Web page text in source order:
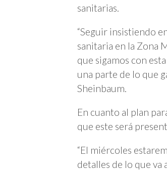
sanitarias.
“Seguir insistiendo
sanitaria en la Zona
que sigamos con
una parte de lo que
Sheinbaum.
En cuanto al plan
que este será
“El miércoles
detalles de lo que va